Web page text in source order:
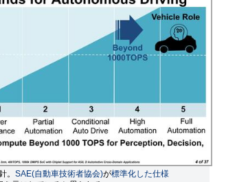
。 SAE(自動車技術者協会)が標準化した仕様